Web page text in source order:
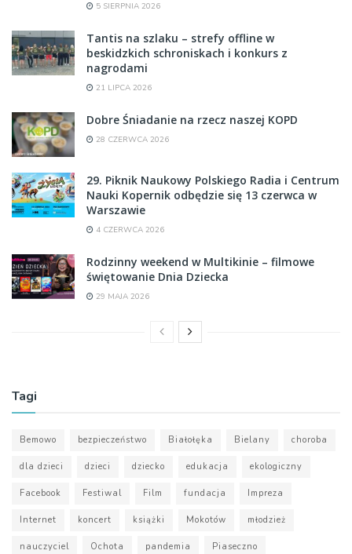
5 SIERPNIA 2026
Tantis na szlaku – strefy offline w
beskidzkich schroniskach i konkurs z
nagrodami
21 LIPCA 2026
Dobre Śniadanie na rzecz naszej KOPD
28 CZERWCA 2026
29. Piknik Naukowy Polskiego Radia i Centrum
Nauki Kopernik odbędzie się 13 czerwca w
Warszawie
4 CZERWCA 2026
Rodzinny weekend w Multikinie – filmowe
świętowanie Dnia Dziecka
29 MAJA 2026
Tagi
Bemowo bezpieczeństwo Białołęka Bielany choroba
dla dzieci dzieci dziecko edukacja ekologiczny
Facebook Festiwal Film fundacja Impreza
Internet koncert książki Mokotów młodzież
nauczyciel Ochota pandemia Piaseczno